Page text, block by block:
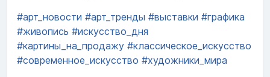
#арт_новости #арт_тренды #выставки #графика
#живопись #искусство_дня
#картины_на_продажу #классическое_искусство
#современное_искусство #художники_мира